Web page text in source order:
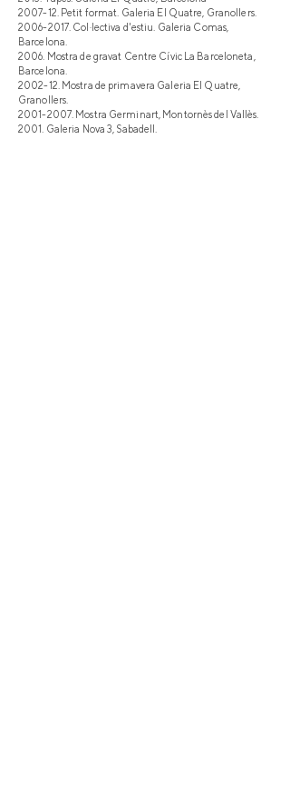
2007-12. Petit format. Galeria El Quatre, Granollers.
2006-2017 . Col·lectiva d'estiu. Galeria Comas,
Barcelona.
2006. Mostra de gravat Centre Cívic La Barceloneta,
Barcelona.
2002-12. Mostra de primavera Galeria El Quatre,
Granollers.
2001-2007 . Mostra Germinart, Montornès del Vallès.
2001. Galeria Nova 3, Sabadell.